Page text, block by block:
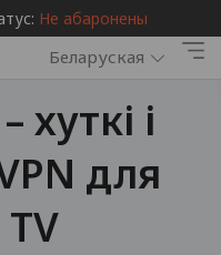
Не абаронены
Беларуская
хуткі і
для